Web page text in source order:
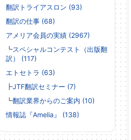
翻訳トライアスロン (93)
翻訳の仕事 (68)
アメリア会員の実績 (2967)
┗スペシャルコンテスト（出版翻
訳） (117)
エトセトラ (63)
┣JTF翻訳セミナー (7)
┗翻訳業界からのご案内 (10)
情報誌『Amelia』 (138)